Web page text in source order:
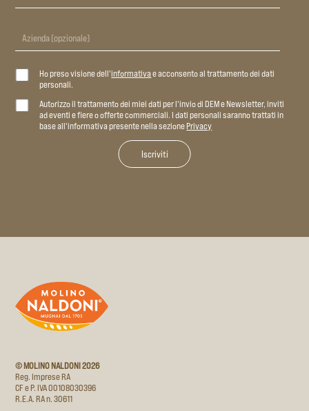
Ho preso visione dell'informativae acconsento al trattamento dei dati
personali.
Autorizzo il trattamento dei miei dati per l'invio di DEM e Newsletter, inviti
ad eventi e fiere o offerte commerciali. I dati personali saranno trattati in
base all'informativa presente nella sezionePrivacy
© MOLINO NALDONI 2026
Reg. Imprese RA
CF e P. IVA 00108030396
R.E.A. RA n. 30611